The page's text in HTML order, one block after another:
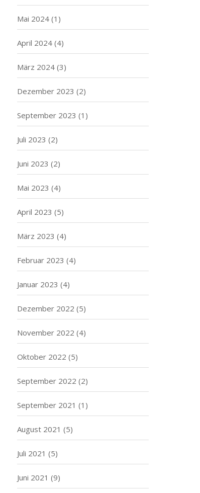
Mai 2024(1)
April 2024(4)
März 2024(3)
Dezember 2023 (2)
September 2023 (1)
Juli 2023 (2)
Juni 2023 (2)
Mai 2023 (4)
April 2023 (5)
März 2023 (4)
Februar 2023 (4)
Januar 2023 (4)
Dezember 2022 (5)
November 2022 (4)
Oktober 2022 (5)
September 2022 (2)
September 2021 (1)
August 2021 (5)
Juli 2021 (5)
Juni 2021 (9)